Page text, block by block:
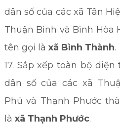
dân số của các xã Tân
Thuận Bình và Bình Hòa
tên gọi là xã Bình Thành.
17. Sắp xếp toàn bộ
dân số của các xã
Phú và Thạnh Phước
là xã Thạnh Phước.